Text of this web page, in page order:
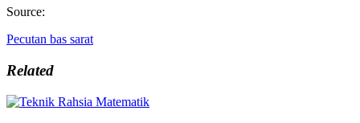
Source:
Pecutan bas sarat
Related